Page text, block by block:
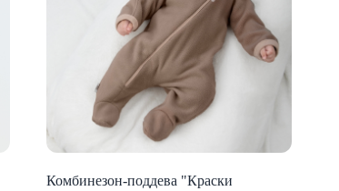
Комбинезон-поддева "Краски